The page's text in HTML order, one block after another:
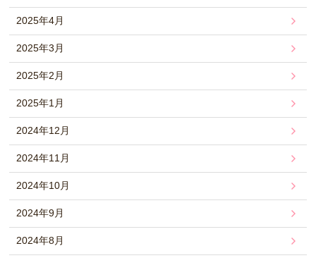
2025年4月
2025年3月
2025年2月
2025年1月
2024年12月
2024年11月
2024年10月
2024年9月
2024年8月